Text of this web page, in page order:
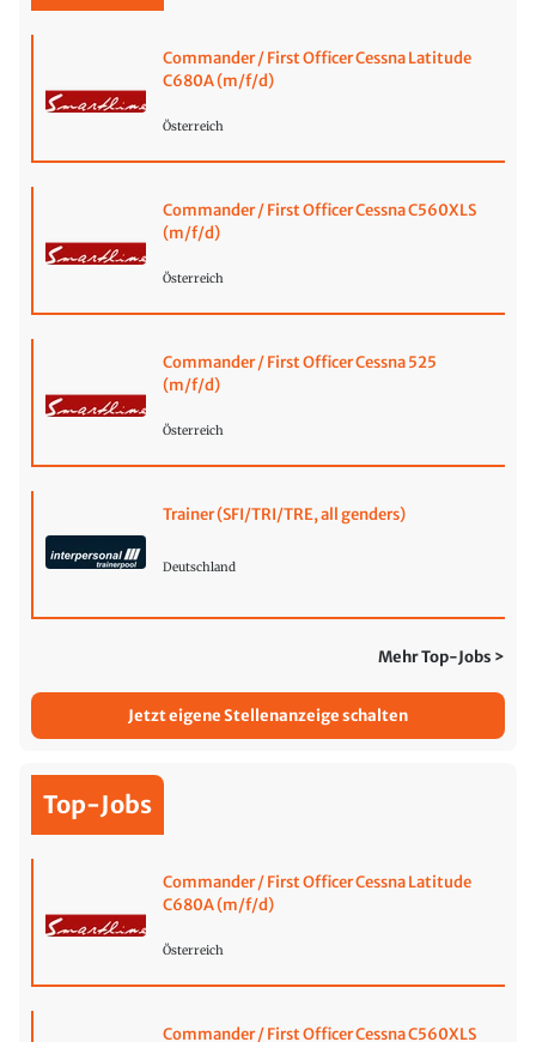
Commander / First Officer Cessna Latitude
C680A (m/f/d)
Österreich
Commander / First Officer Cessna C560XLS
(m/f/d)
Österreich
Commander / First Officer Cessna 525
(m/f/d)
Österreich
Trainer (SFI/TRI/TRE, all genders)
Deutschland
Mehr Top-Jobs >
Jetzt eigene Stellenanzeige schalten
Top-Jobs
Commander / First Officer Cessna Latitude
C680A (m/f/d)
Österreich
Commander / First Officer Cessna C560XLS